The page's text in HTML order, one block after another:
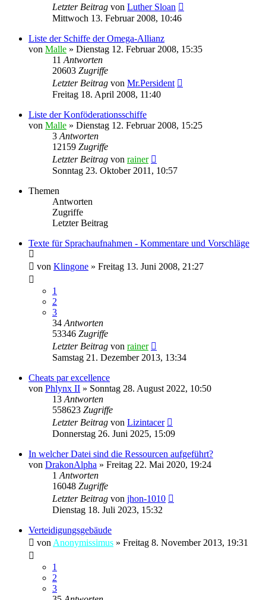
Letzter Beitrag von Luther Sloan
Mittwoch 13. Februar 2008, 10:46
Liste der Schiffe der Omega-Allianz
von Malle » Dienstag 12. Februar 2008, 15:35
11 Antworten
20603 Zugriffe
Letzter Beitrag von Mr.Persident
Freitag 18. April 2008, 11:40
Liste der Konföderationsschiffe
von Malle » Dienstag 12. Februar 2008, 15:25
3 Antworten
12159 Zugriffe
Letzter Beitrag von rainer
Sonntag 23. Oktober 2011, 10:57
Themen
Antworten
Zugriffe
Letzter Beitrag
Texte für Sprachaufnahmen - Kommentare und Vorschläge
von Klingone » Freitag 13. Juni 2008, 21:27
1
2
3
34 Antworten
53346 Zugriffe
Letzter Beitrag von rainer
Samstag 21. Dezember 2013, 13:34
Cheats par excellence
von Phlynx II » Sonntag 28. August 2022, 10:50
13 Antworten
558623 Zugriffe
Letzter Beitrag von Lizintacer
Donnerstag 26. Juni 2025, 15:09
In welcher Datei sind die Ressourcen aufgeführt?
von DrakonAlpha » Freitag 22. Mai 2020, 19:24
1 Antworten
16048 Zugriffe
Letzter Beitrag von jhon-1010
Dienstag 18. Juli 2023, 15:32
Verteidigungsgebäude
von Anonymissimus » Freitag 8. November 2013, 19:31
1
2
3